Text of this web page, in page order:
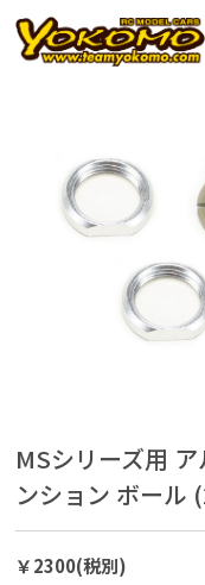
MSシリーズ用
ンション ボール
￥2300(税別)